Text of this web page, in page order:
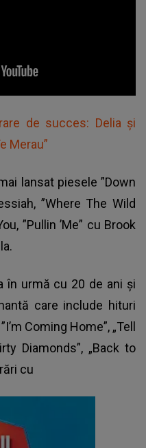
de succes: Delia și
Merau”
lansat piesele ”Down
”Where The Wild
”Pullin ’Me” cu Brook
în urmă cu 20 de ani și
care include hituri
Coming Home”, „Tell
Diamonds”, „Back to
cu